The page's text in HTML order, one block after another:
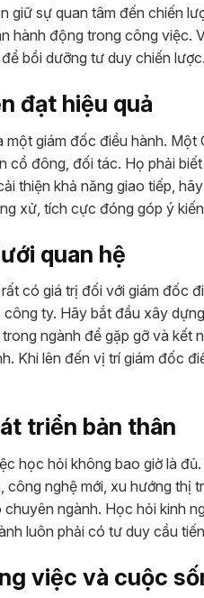
giữ sự quan tâm đến chiến
hành động trong công việc.
bồi dưỡng tư duy chiến lược.
đạt hiệu quả
giám đốc điều hành. Một
đông, đối tác. Họ phải
thiện khả năng giao tiếp,
xử, tích cực đóng góp ý
quan hệ
có giá trị đối với giám đốc
ty. Hãy bắt đầu xây
ngành để gặp gỡ và kết
Khi lên đến vị trí giám đốc
triển bản thân
học hỏi không bao giờ là
nghệ mới, xu hướng thị
ngành. Học hỏi kinh
luôn phải có tư duy cầu
việc và cuộc